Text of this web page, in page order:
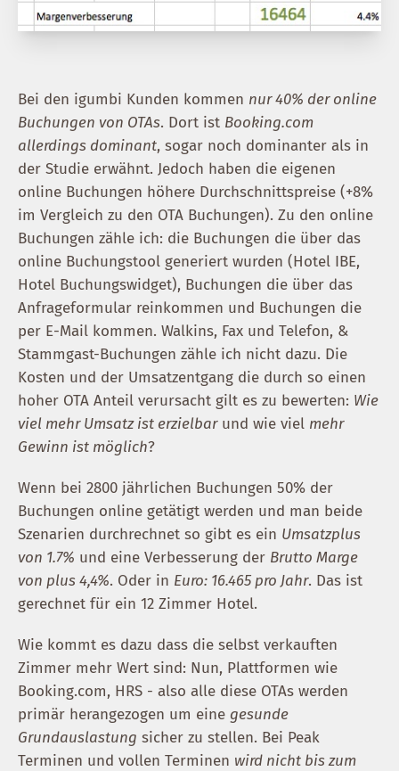
Bei den igumbi Kunden kommen nur 40% der online
Buchungen von OTAs. Dort ist Booking.com
allerdings dominant, sogar noch dominanter als in
der Studie erwähnt. Jedoch haben die eigenen
online Buchungen höhere Durchschnittspreise (+8%
im Vergleich zu den OTA Buchungen). Zu den online
Buchungen zähle ich: die Buchungen die über das
online Buchungstool generiert wurden (Hotel IBE,
Hotel Buchungswidget), Buchungen die über das
Anfrageformular reinkommen und Buchungen die
per E-Mail kommen. Walkins, Fax und Telefon, &
Stammgast-Buchungen zähle ich nicht dazu. Die
Kosten und der Umsatzentgang die durch so einen
hoher OTA Anteil verursacht gilt es zu bewerten: Wie
viel mehr Umsatz ist erzielbarund wie viel mehr
Gewinn ist möglich?
Wenn bei 2800 jährlichen Buchungen 50% der
Buchungen online getätigt werden und man beide
Szenarien durchrechnet so gibt es ein Umsatzplus
von 1.7% und eine Verbesserung der Brutto Marge
von plus 4,4%. Oder in Euro: 16.465 pro Jahr. Das ist
gerechnet für ein 12 Zimmer Hotel.
Wie kommt es dazu dass die selbst verkauften
Zimmer mehr Wert sind: Nun, Plattformen wie
Booking.com, HRS - also alle diese OTAs werden
primär herangezogen um eine gesunde
Grundauslastung sicher zu stellen. Bei Peak
Terminen und vollen Terminen wird nicht bis zum